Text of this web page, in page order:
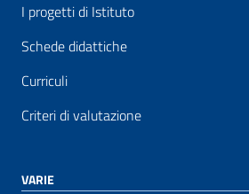
I progetti di Istituto
Schede didattiche
Curriculi
Criteri di valutazione
VARIE